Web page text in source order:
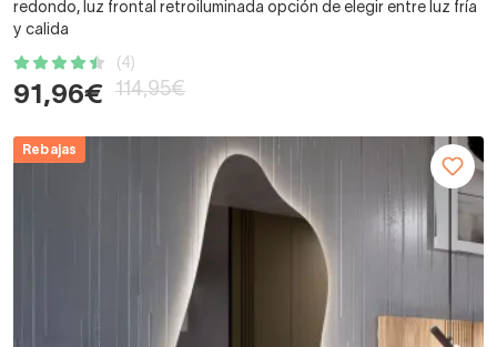
redondo, luz frontal retroiluminada opción de elegir entre luz fría
y calida
(4)
91,96€ 114,95€
Rebajas